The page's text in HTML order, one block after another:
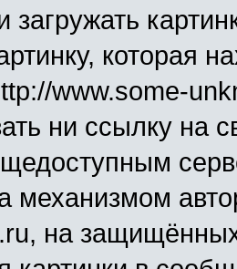
загружать
которая
www.some-
ни ссылку на
механизмом
на